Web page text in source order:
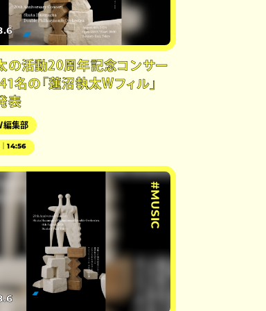
の活動20周年記念コンサー
41名の「蓮沼執太Wフィル」
表
編集部
14:56
#MUSIC